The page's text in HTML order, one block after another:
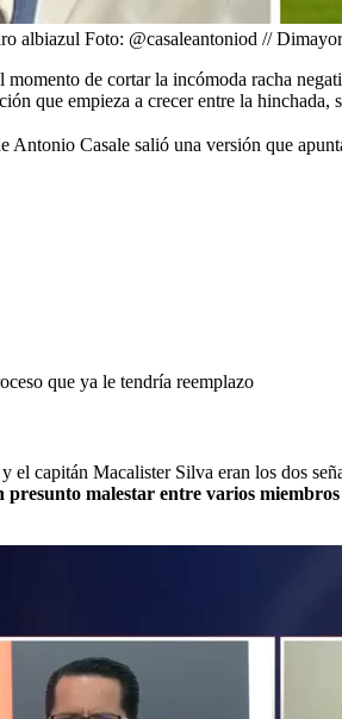
albiazul Foto: @casaleantoniod // Dimayor
de cortar la incómoda racha
que empieza a crecer entre la
Antonio Casale salió una versión que
que ya le tendría reemplazo
capitán Macalister Silva eran los dos
malestar entre varios